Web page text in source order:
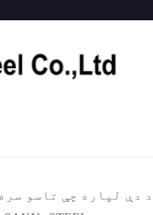
د دې لپاره چې تاسو